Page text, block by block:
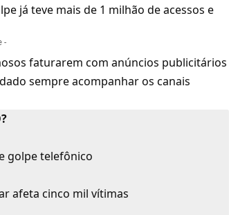
já teve mais de 1 milhão de acessos e
-
faturarem com anúncios publicitários
sempre acompanhar os canais
golpe telefônico
afeta cinco mil vítimas